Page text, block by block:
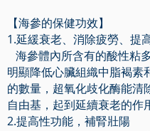
【海參的保健功效】
1.延緩衰老、消除疲勞、提
海參體內所含有的酸性粘
明顯降低心臟組織中脂褐素
的數量，超氧化歧化酶能清
自由基，起到延續衰老的作
2.提高性功能，補腎壯陽